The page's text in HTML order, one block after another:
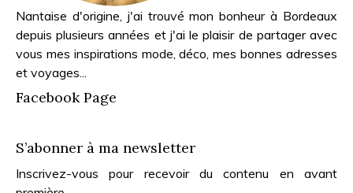
Nantaise d'origine, j'ai trouvé mon bonheur à Bordeaux
depuis plusieurs années et j'ai le plaisir de partager avec
vous mes inspirations mode, déco, mes bonnes adresses
et voyages...
Facebook Page
S’abonner à ma newsletter
Inscrivez-vous pour recevoir du contenu en avant